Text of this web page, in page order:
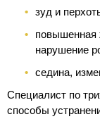
зуд и
повышенная
нарушение
седина,
Специалист по
способы